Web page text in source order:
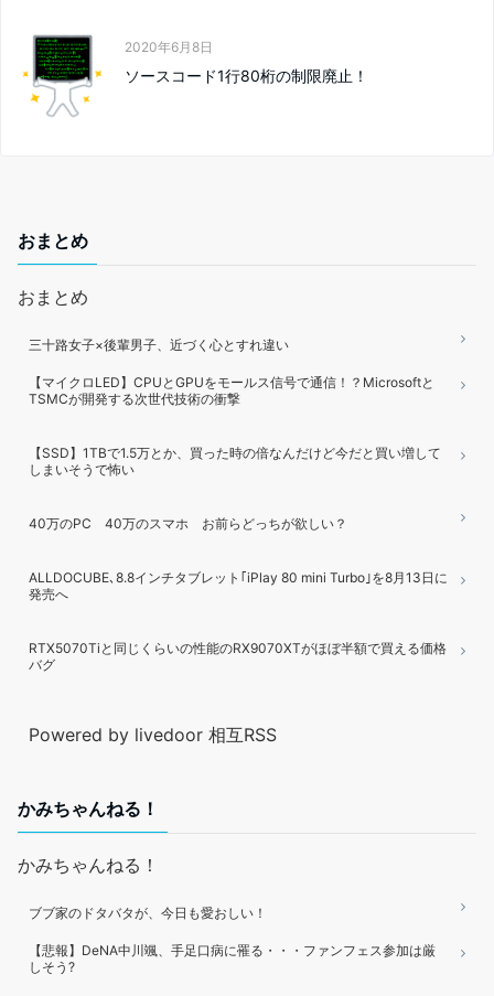
2020年6月8日
ソースコード1行80桁の制限廃止！
おまとめ
おまとめ
三十路女子×後輩男子、近づく心とすれ違い
【マイクロLED】CPUとGPUをモールス信号で通信！？Microsoftと
TSMCが開発する次世代技術の衝撃
【SSD】1TBで1.5万とか、買った時の倍なんだけど今だと買い増して
しまいそうで怖い
40万のPC 40万のスマホ お前らどっちが欲しい？
ALLDOCUBE､8.8インチタブレット｢iPlay 80 mini Turbo｣を8月13日に
発売へ
RTX5070Tiと同じくらいの性能のRX9070XTがほぼ半額で買える価格
バグ
Powered by livedoor 相互RSS
かみちゃんねる！
かみちゃんねる！
ブブ家のドタバタが、今日も愛おしい！
【悲報】DeNA中川颯、手足口病に罹る・・・ファンフェス参加は厳
しそう?